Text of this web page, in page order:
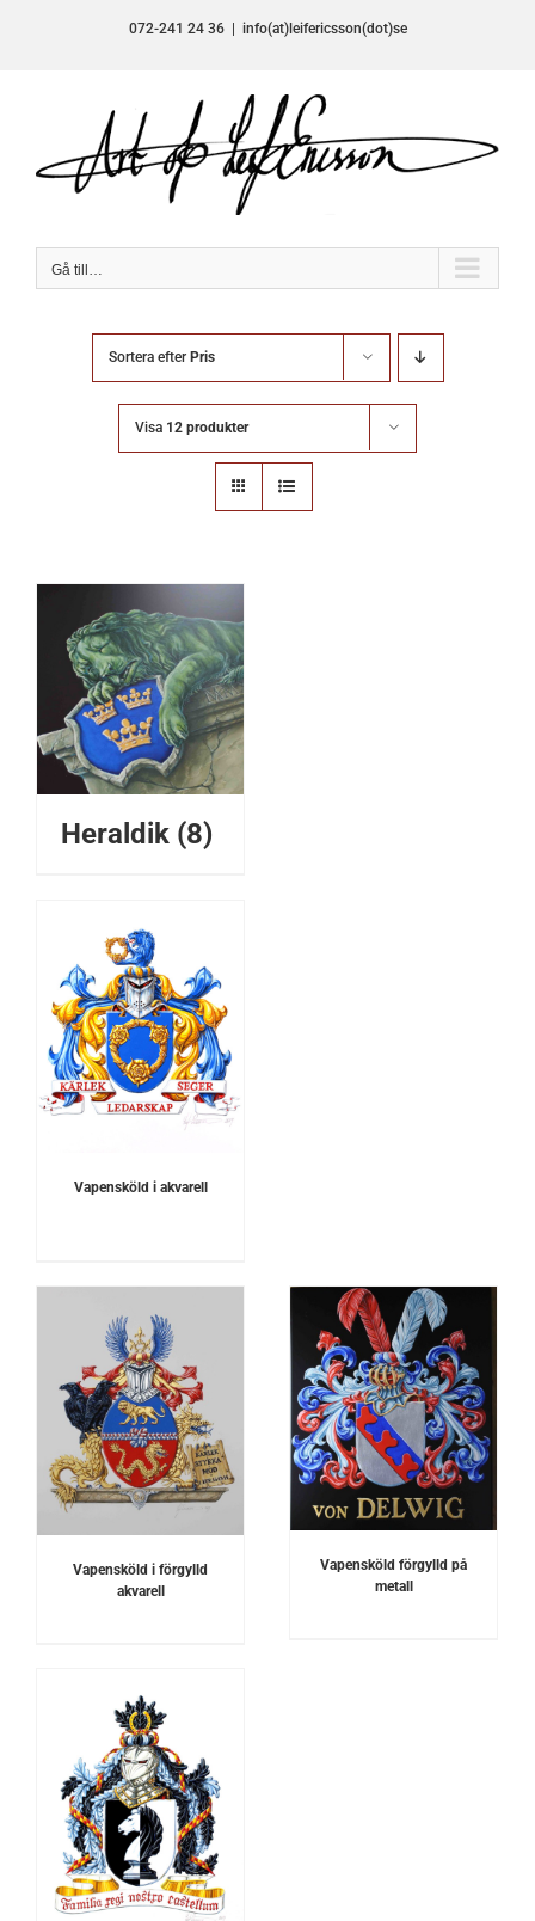
072-241 24 36 info(at)leifericsson(dot)se
Gå till…
Sortera efter Pris
Visa 12 produkter
Heraldik (8)
Vapensköld i akvarell
Vapensköld i förgylld
akvarell
DETALJER
Vapensköld förgylld på
metall